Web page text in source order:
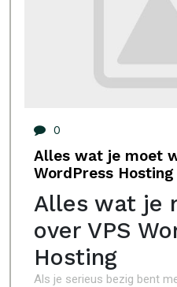
0
Alles wat je moet
WordPress Hosting
Alles wat je
over VPS
Hosting
Als je serieus bezig bent